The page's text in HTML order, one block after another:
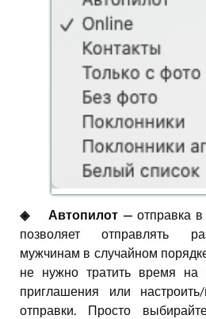
◈⠀⠀Автопилот —отправка
позволяет отправлять
мужчинам в случайном
не нужно тратить время на
приглашения или
отправки. Просто